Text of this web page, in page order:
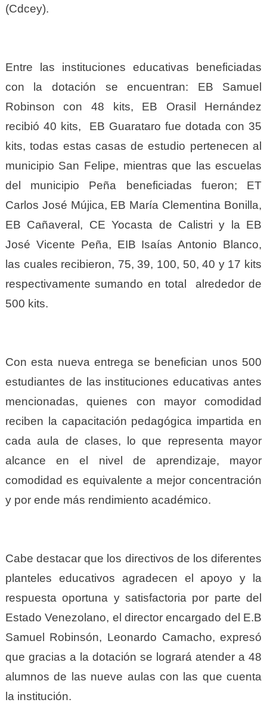
(Cdcey).
Entre las instituciones educativas beneficiadas
con la dotación se encuentran: EB Samuel
Robinson con 48 kits, EB Orasil Hernández
recibió 40 kits, EB Guarataro fue dotada con 35
kits, todas estas casas de estudio pertenecen al
municipio San Felipe, mientras que las escuelas
del municipio Peña beneficiadas fueron; ET
Carlos José Mújica, EB María Clementina Bonilla,
EB Cañaveral, CE Yocasta de Calistri y la EB
José Vicente Peña, EIB Isaías Antonio Blanco,
las cuales recibieron, 75, 39, 100, 50, 40 y 17 kits
respectivamente sumando en total alrededor de
500 kits.
Con esta nueva entrega se benefician unos 500
estudiantes de las instituciones educativas antes
mencionadas, quienes con mayor comodidad
reciben la capacitación pedagógica impartida en
cada aula de clases, lo que representa mayor
alcance en el nivel de aprendizaje, mayor
comodidad es equivalente a mejor concentración
y por ende más rendimiento académico.
Cabe destacar que los directivos de los diferentes
planteles educativos agradecen el apoyo y la
respuesta oportuna y satisfactoria por parte del
Estado Venezolano, el director encargado del E.B
Samuel Robinsón, Leonardo Camacho, expresó
que gracias a la dotación se logrará atender a 48
alumnos de las nueve aulas con las que cuenta
la institución.